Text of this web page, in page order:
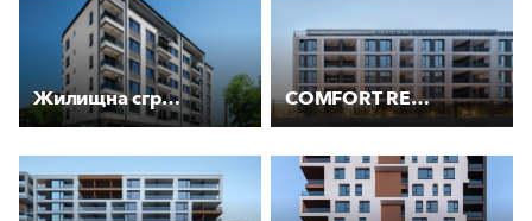
Жилищна сграда “Нов стандарт“ COMFORT RESIDENCE - Малинова долина